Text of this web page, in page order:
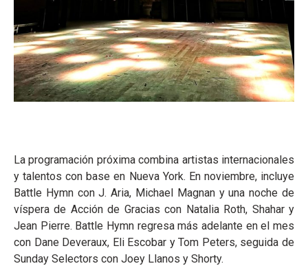
La programación próxima combina artistas internacionales
y talentos con base en Nueva York. En noviembre, incluye
Battle Hymn con J. Aria, Michael Magnan y una noche de
víspera de Acción de Gracias con Natalia Roth, Shahar y
Jean Pierre. Battle Hymn regresa más adelante en el mes
con Dane Deveraux, Eli Escobar y Tom Peters, seguida de
Sunday Selectors con Joey Llanos y Shorty.